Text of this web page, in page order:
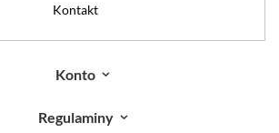
Kontakt
Konto
Regulaminy